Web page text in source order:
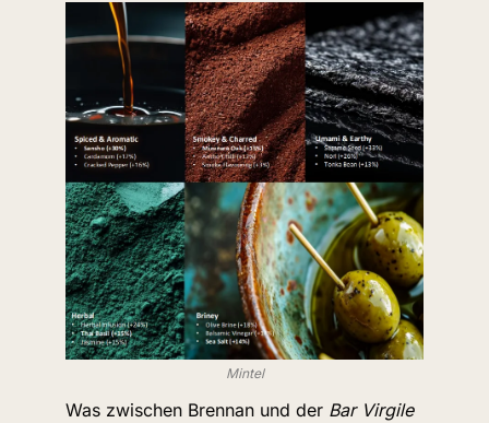
Mintel
Was zwischen Brennan und der Bar Virgile